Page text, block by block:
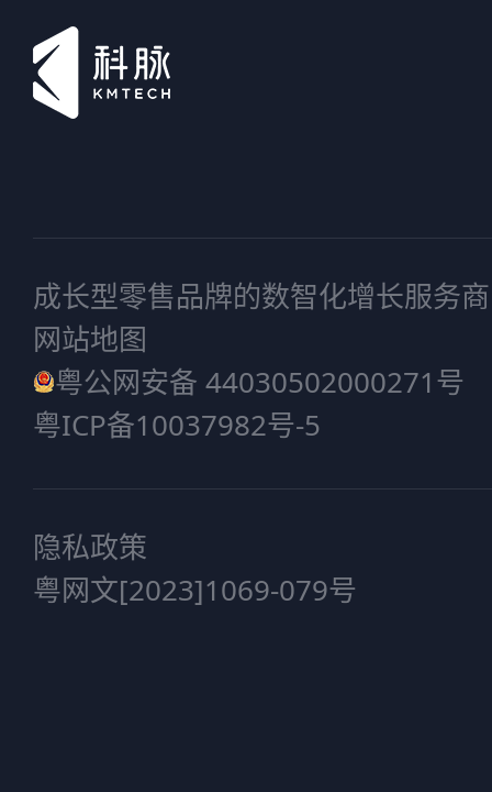
成长型零售品牌的数智化增长服务商
网站地图
粤公网安备 44030502000271号
粤ICP备10037982号-5
隐私政策
粤网文[2023]1069-079号